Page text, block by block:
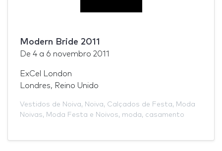
Modern Bride 2011
De 4 a 6 novembro 2011
ExCel London
Londres, Reino Unido
Vestidos de Noiva, Noiva, Calçados de Festa, Moda
Noivas, Moda Festa e Noivos, moda, casamento